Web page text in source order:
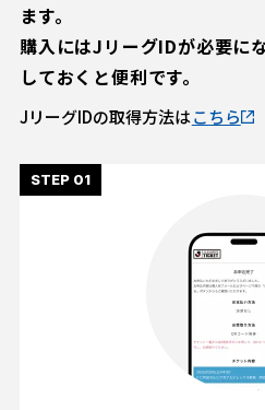
ます。
購入にはJリーグIDが必要に
しておくと便利です。
JリーグIDの取得方法はこちら